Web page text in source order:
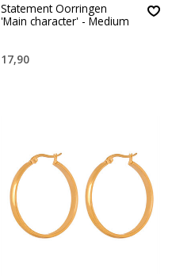
Statement Oorringen
'Main character' - Medium
17,90